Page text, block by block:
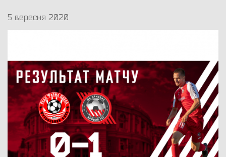
5 вересня 2020